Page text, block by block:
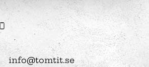
info@tomtit.se